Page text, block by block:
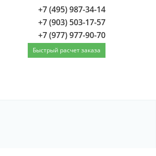
+7 (495) 987-34-14
+7 (903) 503-17-57
+7 (977) 977-90-70
Быстрый расчет заказа